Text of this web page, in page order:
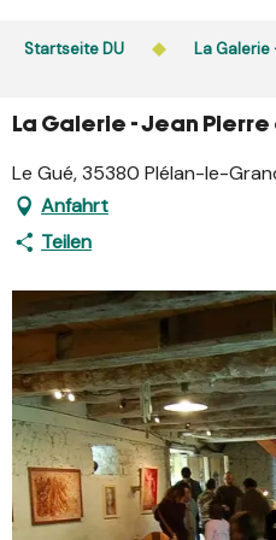
Startseite DU La
La Galerie - Jean
Le Gué, 35380 Plélan-le-
Anfahrt
Teilen